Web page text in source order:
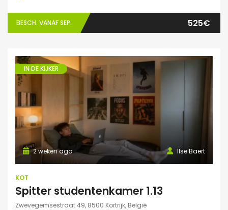
BESCH. VANAF SEP. 525€
IN DE KIJKER
Ilse Baert
2 weken ago
KOT
Spitter studentenkamer 1.13
Zwevegemsestraat 49, 8500 Kortrijk, België